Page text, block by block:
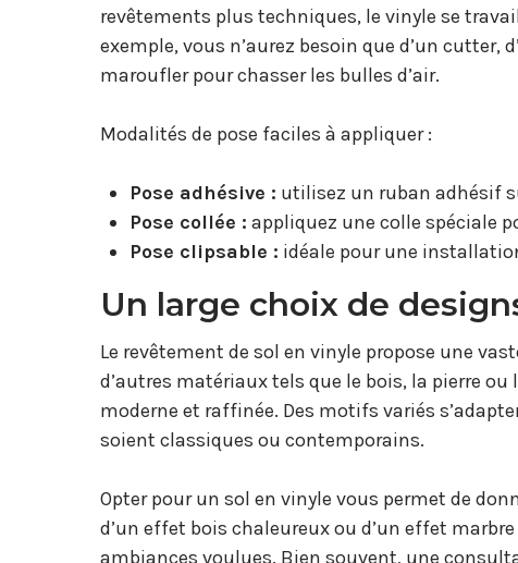
revêtements plus techniques, le vinyle se
exemple, vous n’aurez besoin que d’un cutter,
maroufler pour chasser les bulles d’air.
Modalités de pose faciles à appliquer :
Pose adhésive : utilisez un ruban adhésif
Pose collée : appliquez une colle spéciale
Pose clipsable : idéale pour une
Un large choix de
Le revêtement de sol en vinyle propose une
d’autres matériaux tels que le bois, la pierre
moderne et raffinée. Des motifs variés
soient classiques ou contemporains.
Opter pour un sol en vinyle vous permet de
d’un effet bois chaleureux ou d’un effet
ambiances voulues. Bien souvent, une